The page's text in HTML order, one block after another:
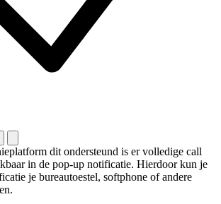
dit ondersteund is er volledige call
in de pop-up notificatie. Hierdoor kun je
je bureautoestel, softphone of andere